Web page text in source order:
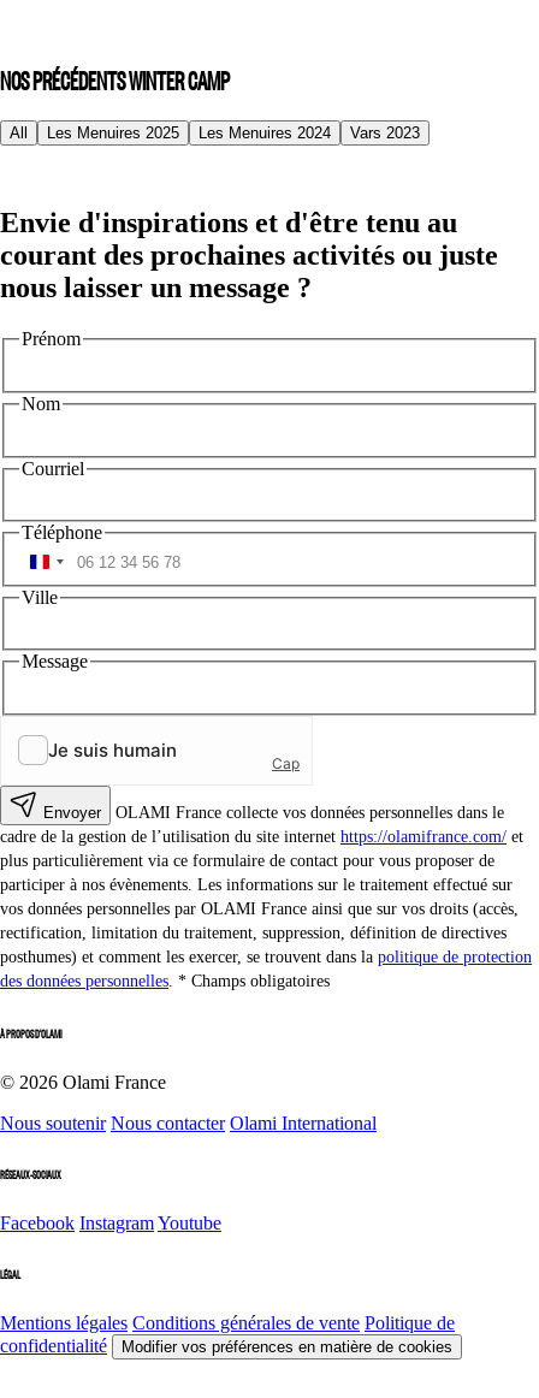
NOS PRÉCÉDENTS WINTER CAMP
All Les Menuires 2025 Les Menuires 2024 Vars 2023
Envie d'inspirations et d'être tenu au
courant des prochaines activités ou juste
nous laisser un message ?
Prénom
Nom
Courriel
Téléphone
Ville
Message
Envoyer
OLAMI France collecte vos données personnelles dans le
cadre de la gestion de l’utilisation du site internet https://olamifrance.com/ et
plus particulièrement via ce formulaire de contact pour vous proposer de
participer à nos évènements. Les informations sur le traitement effectué sur
vos données personnelles par OLAMI France ainsi que sur vos droits (accès,
rectification, limitation du traitement, suppression, définition de directives
posthumes) et comment les exercer, se trouvent dans la politique de protection
des données personnelles
Champs obligatoires
À PROPOS D'OLAMI
© 2026 Olami France
Nous soutenir Nous contacter Olami International
RÉSEAUX-SOCIAUX
Facebook InstagramYoutube
LÉGAL
Mentions légales Conditions générales de vente Politique de
confidentialité
Modifier vos préférences en matière de cookies